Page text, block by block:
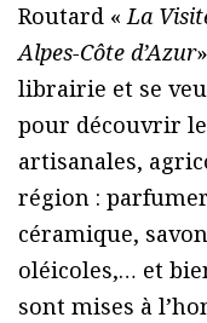
Routard «La
Alpes-Côte d’Azur
librairie et se
pour découvrir
artisanales,
région :
céramique,
oléicoles,… et
sont mises à